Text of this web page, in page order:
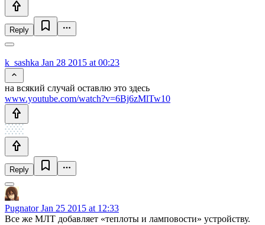
Reply
k_sashka Jan 28 2015 at 00:23
на всякий случай оставлю это здесь
www.youtube.com/watch?v=6Bj6zMlTw10
Reply
PugnatorJan 25 2015 at 12:33
Все же МЛТ добавляет «теплоты и ламповости» устройству.